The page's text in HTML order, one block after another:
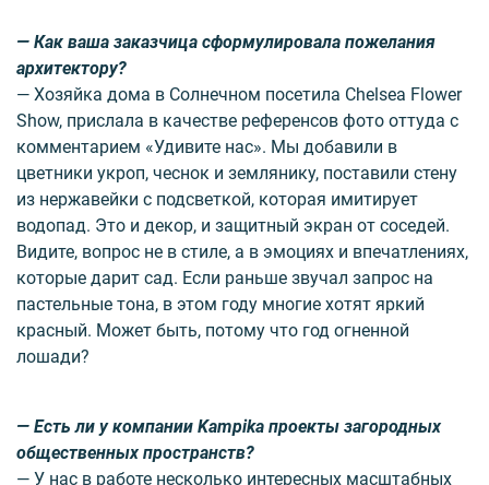
— Как ваша заказчица сформулировала пожелания
архитектору?
— Хозяйка дома в Солнечном посетила Chelsea Flower
Show, прислала в качестве референсов фото оттуда с
комментарием «Удивите нас». Мы добавили в
цветники укроп, чеснок и землянику, поставили стену
из нержавейки с подсветкой, которая имитирует
водопад. Это и декор, и защитный экран от соседей.
Видите, вопрос не в стиле, а в эмоциях и впечатлениях,
которые дарит сад. Если раньше звучал запрос на
пастельные тона, в этом году многие хотят яркий
красный. Может быть, потому что год огненной
лошади?
— Есть ли у компании Kampika проекты загородных
общественных пространств?
— У нас в работе несколько интересных масштабных